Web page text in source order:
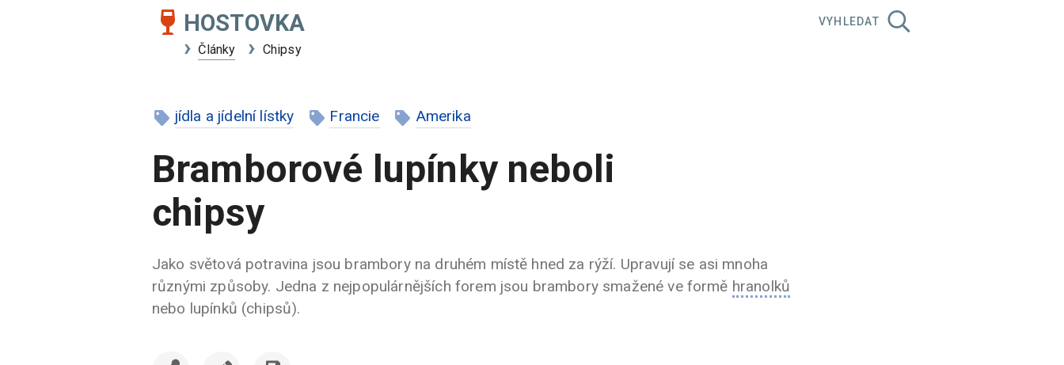
HOSTOVKA
Články Chipsy
VYHLEDAT
jídla a jídelní lístky Francie Amerika
Bramborové lupínky neboli
chipsy
Jako světová potravina jsou brambory na druhém místě hned za rýží. Upravují se asi mnoha
různými způsoby. Jedna z nejpopulárnějších forem jsou brambory smažené ve formě hranolků
nebo lupínků (chipsů).